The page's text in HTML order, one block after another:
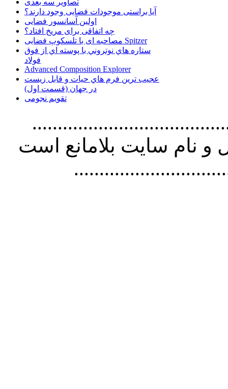
آیا براستی موجودات فضایی وجود دارند؟
اولین آسانسور فضایی
چه اتفاقی برای مریخ افتاد؟
مصاحبه ای با تلسکوپ فضایی Spitzer
ستاره هاي نوتروني با پوسته اي از فوق
فولاد
Advanced Composition Explorer
عجیب ترین فرم هاي حيات و قابل زيست
در جهان (قسمت اول)
تقویم نجومی
استفاده از
نام سايت بلامانع است